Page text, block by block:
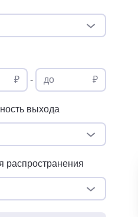
₽ - до ₽
выхода
распространения